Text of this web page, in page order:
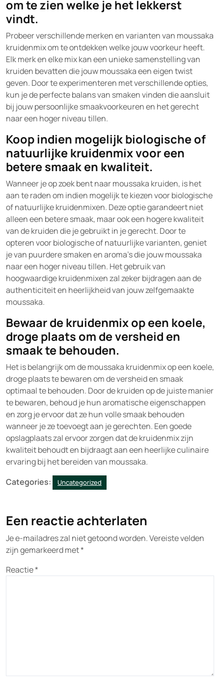
om te zien welke je het lekkerst
vindt.
Probeer verschillende merken en varianten van moussaka
kruidenmix om te ontdekken welke jouw voorkeur heeft.
Elk merk en elke mix kan een unieke samenstelling van
kruiden bevatten die jouw moussaka een eigen twist
geven. Door te experimenteren met verschillende opties,
kun je de perfecte balans van smaken vinden die aansluit
bij jouw persoonlijke smaakvoorkeuren en het gerecht
naar een hoger niveau tillen.
Koop indien mogelijk biologische of
natuurlijke kruidenmix voor een
betere smaak en kwaliteit.
Wanneer je op zoek bent naar moussaka kruiden, is het
aan te raden om indien mogelijk te kiezen voor biologische
of natuurlijke kruidenmixen. Deze optie garandeert niet
alleen een betere smaak, maar ook een hogere kwaliteit
van de kruiden die je gebruikt in je gerecht. Door te
opteren voor biologische of natuurlijke varianten, geniet
je van puurdere smaken en aroma’s die jouw moussaka
naar een hoger niveau tillen. Het gebruik van
hoogwaardige kruidenmixen zal zeker bijdragen aan de
authenticiteit en heerlijkheid van jouw zelfgemaakte
moussaka.
Bewaar de kruidenmix op een koele,
droge plaats om de versheid en
smaak te behouden.
Het is belangrijk om de moussaka kruidenmix op een koele,
droge plaats te bewaren om de versheid en smaak
optimaal te behouden. Door de kruiden op de juiste manier
te bewaren, behoud je hun aromatische eigenschappen
en zorg je ervoor dat ze hun volle smaak behouden
wanneer je ze toevoegt aan je gerechten. Een goede
opslagplaats zal ervoor zorgen dat de kruidenmix zijn
kwaliteit behoudt en bijdraagt aan een heerlijke culinaire
ervaring bij het bereiden van moussaka.
Categories:
Uncategorized
Een reactie achterlaten
Je e-mailadres zal niet getoond worden.Vereiste velden
zijn gemarkeerd met*
Reactie*